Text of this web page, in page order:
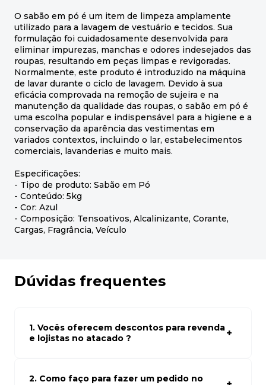
O sabão em pó é um item de limpeza amplamente
utilizado para a lavagem de vestuário e tecidos. Sua
formulação foi cuidadosamente desenvolvida para
eliminar impurezas, manchas e odores indesejados das
roupas, resultando em peças limpas e revigoradas.
Normalmente, este produto é introduzido na máquina
de lavar durante o ciclo de lavagem. Devido à sua
eficácia comprovada na remoção de sujeira e na
manutenção da qualidade das roupas, o sabão em pó é
uma escolha popular e indispensável para a higiene e a
conservação da aparência das vestimentas em
variados contextos, incluindo o lar, estabelecimentos
comerciais, lavanderias e muito mais.
Especificações:
- Tipo de produto: Sabão em Pó
- Conteúdo: 5kg
- Cor: Azul
- Composição: Tensoativos, Alcalinizante, Corante,
Cargas, Fragrância, Veículo
Dúvidas frequentes
1. Vocês oferecem descontos para revenda
e lojistas no atacado ?
atacado empresas e compre com os melhores preços
2. Como faço para fazer um pedido no